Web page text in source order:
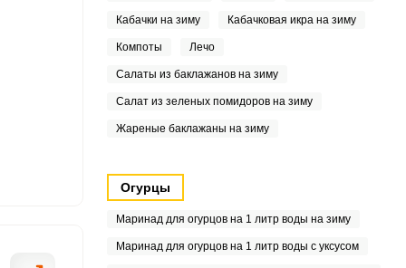
Кабачки на зиму Кабачковая икра на зиму
Компоты Лечо
Салаты из баклажанов на зиму
Салат из зеленых помидоров на зиму
Жареные баклажаны на зиму
Огурцы
Маринад для огурцов на 1 литр воды на зиму
Маринад для огурцов на 1 литр воды с уксусом